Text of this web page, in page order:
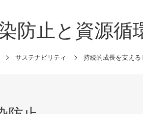
防止と資源循
サステナビリティ 持続的成長を支え